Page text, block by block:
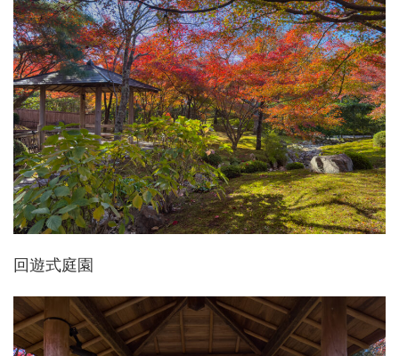
回遊式庭園